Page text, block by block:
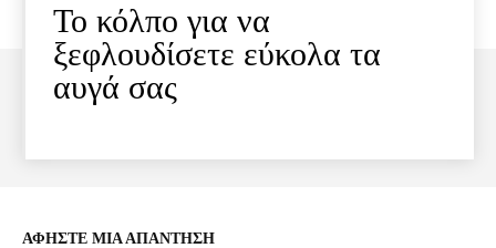
Το κόλπο για να
ξεφλουδίσετε εύκολα τα
αυγά σας
ΑΦΗΣΤΕ ΜΙΑ ΑΠΑΝΤΗΣΗ